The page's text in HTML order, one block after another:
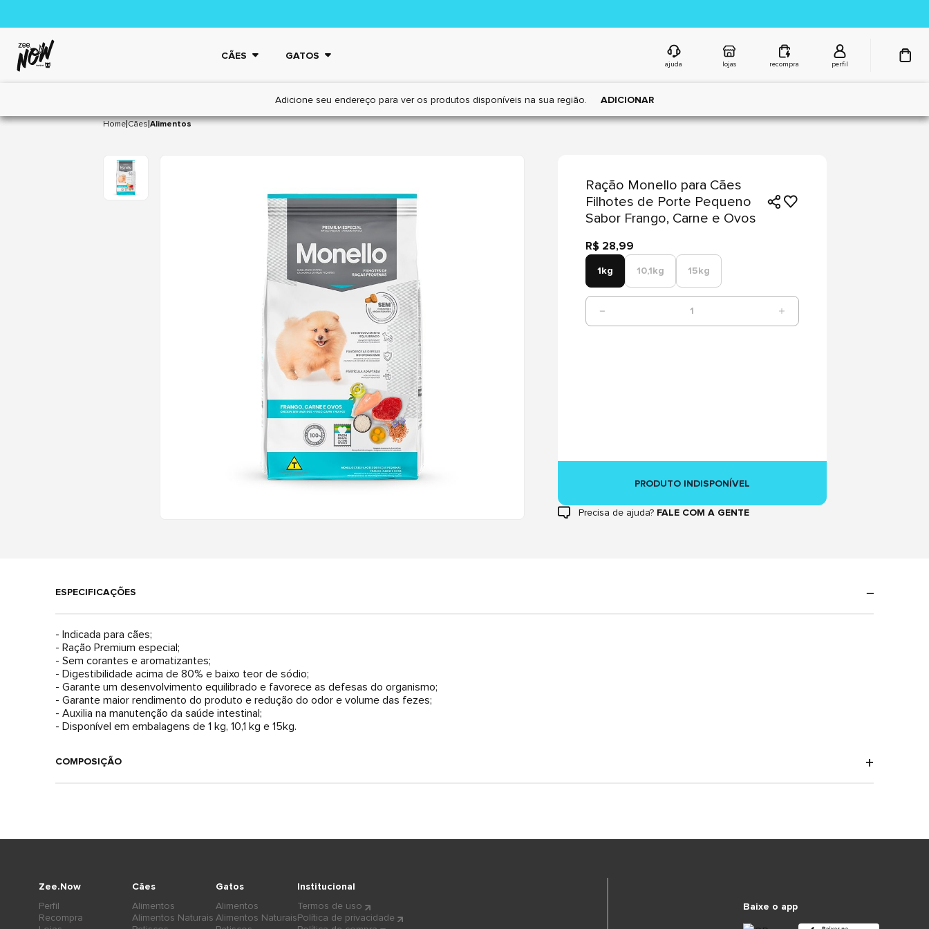
CÃES GATOS
ajuda lojas recompra perfil
Adicione seu endereço para ver os produtos disponíveis na sua região. ADICIONAR
Home|Cães|Alimentos
Ração Monello para Cães
Filhotes de Porte Pequeno
Sabor Frango, Carne e Ovos
R$ 28,99
1kg 10,1kg 15kg
1
PRODUTO INDISPONÍVEL
Precisa de ajuda? FALE COM A GENTE
ESPECIFICAÇÕES
- Indicada para cães;
- Ração Premium especial;
- Sem corantes e aromatizantes;
- Digestibilidade acima de 80% e baixo teor de sódio;
- Garante um desenvolvimento equilibrado e favorece as defesas do organismo;
- Garante maior rendimento do produto e redução do odor e volume das fezes;
- Auxilia na manutenção da saúde intestinal;
- Disponível em embalagens de 1 kg, 10,1 kg e 15kg.
COMPOSIÇÃO
Cães
Alimentos
Alimentos Naturais
Gatos
Alimentos
Alimentos Naturais
Zee.Now
Perfil
Recompra
Institucional
Termos de uso
Política de privacidade
Baixe o app